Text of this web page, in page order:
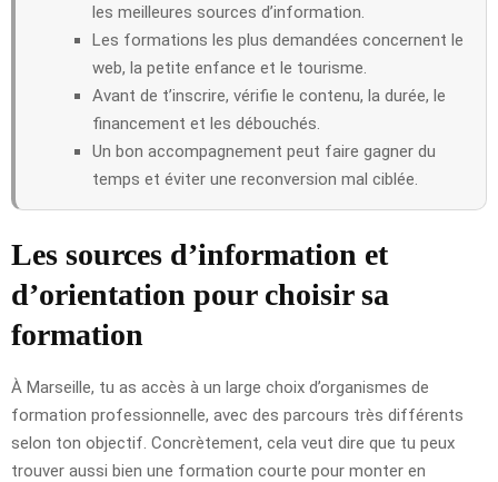
les meilleures sources d’information.
Les formations les plus demandées concernent le
web, la petite enfance et le tourisme.
Avant de t’inscrire, vérifie le contenu, la durée, le
financement et les débouchés.
Un bon accompagnement peut faire gagner du
temps et éviter une reconversion mal ciblée.
Les sources d’information et
d’orientation pour choisir sa
formation
À Marseille, tu as accès à un large choix d’organismes de
formation professionnelle, avec des parcours très différents
selon ton objectif. Concrètement, cela veut dire que tu peux
trouver aussi bien une formation courte pour monter en